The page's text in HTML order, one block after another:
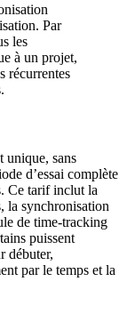
Par
les
à un projet,
récurrentes
unique, sans
d’essai complète
Ce tarif inclut la
la synchronisation
de time-tracking
puissent
débuter,
par le temps et la